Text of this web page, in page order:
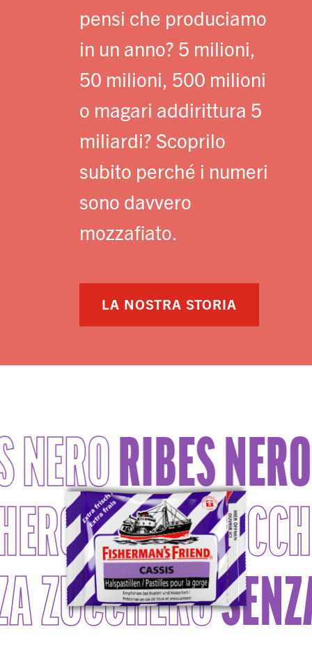
pensi che produciamo
in un anno? 5 milioni,
50 milioni, 500 milioni
o magari addirittura 5
miliardi? Scoprilo
subito perché i numeri
sono davvero
mozzafiato.
LA NOSTRA STORIA
RIBES NERO
SENZA
ZUCCHERO